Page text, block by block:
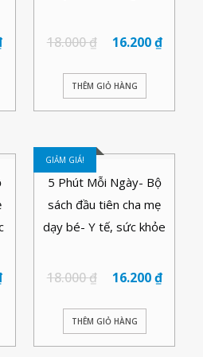
18.000₫ 16.200₫
THÊM GIỎ HÀNG
GIẢM GIÁ!
5 Phút Mỗi Ngày- Bộ
sách đầu tiên cha mẹ
dạy bé- Y tế, sức khỏe
18.000₫ 16.200₫
THÊM GIỎ HÀNG